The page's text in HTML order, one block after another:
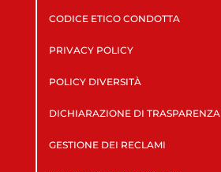
CODICE ETICO CONDOTTA
PRIVACY POLICY
POLICY DIVERSITÀ
DICHIARAZIONE DI TRASPARENZA
GESTIONE DEI RECLAMI